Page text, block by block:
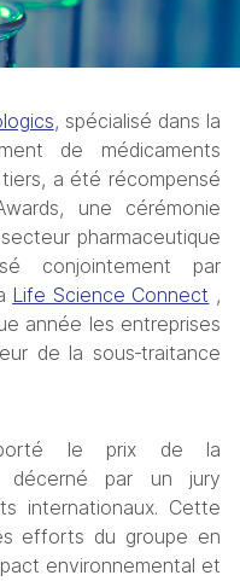
, spécialisé dans la
de médicaments
a été récompensé
une cérémonie
pharmaceutique
Life Science Connect ,
année les entreprises
de la sous‑traitance
le prix de la
décerné par un jury
internationaux. Cette
efforts du groupe en
environnemental et